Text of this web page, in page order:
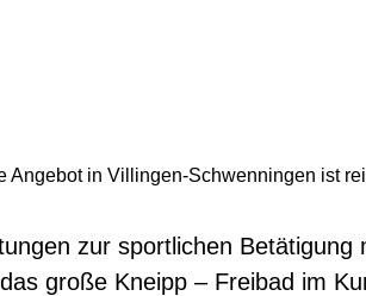
Angebot in Villingen-Schwenningen ist
zur sportlichen
große Kneipp – Freibad im